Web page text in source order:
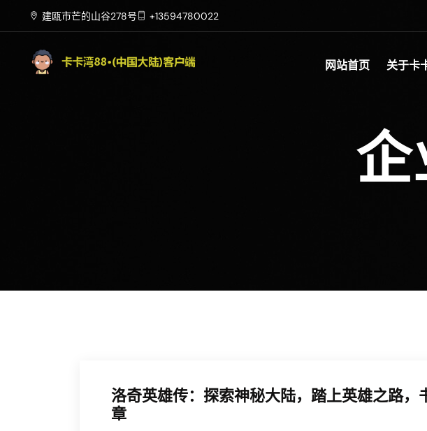
建瓯市芒的山谷278号 +13594780022
网站首页 关于卡
洛奇英雄传：探索神秘大陆，踏上英雄之路，
章